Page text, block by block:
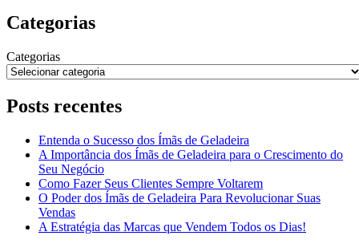
Categorias
Categorias
Posts recentes
Entenda o Sucesso dos Ímãs de Geladeira
A Importância dos Ímãs de Geladeira para o Crescimento do
Seu Negócio
Como Fazer Seus Clientes Sempre Voltarem
O Poder dos Ímãs de Geladeira Para Revolucionar Suas
Vendas
A Estratégia das Marcas que Vendem Todos os Dias!